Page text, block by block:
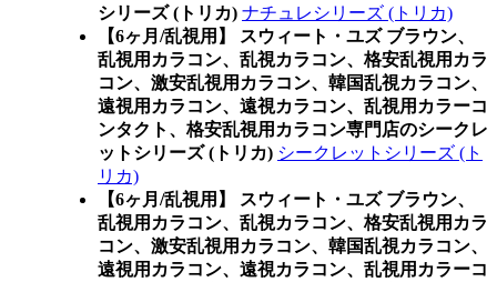
シリーズ (トリカ) ナチュレシリーズ (トリカ)
【6ヶ月/乱視用】 スウィート・ユズ ブラウン、
乱視用カラコン、乱視カラコン、格安乱視用カラ
コン、激安乱視用カラコン、韓国乱視カラコン、
遠視用カラコン、遠視カラコン、乱視用カラーコ
ンタクト、格安乱視用カラコン専門店のシークレ
ットシリーズ (トリカ) シークレットシリーズ (ト
リカ)
【6ヶ月/乱視用】 スウィート・ユズ ブラウン、
乱視用カラコン、乱視カラコン、格安乱視用カラ
コン、激安乱視用カラコン、韓国乱視カラコン、
遠視用カラコン、遠視カラコン、乱視用カラーコ